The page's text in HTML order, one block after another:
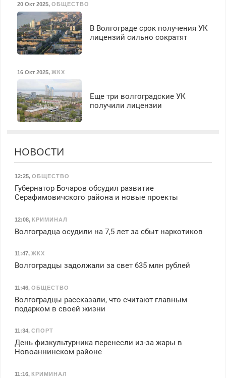
20 Окт 2025, ОБЩЕСТВО
В Волгограде срок получения УК
лицензий сильно сократят
16 Окт 2025, ЖКХ
Еще три волгоградские УК
получили лицензии
НОВОСТИ
12:25, ОБЩЕСТВО
Губернатор Бочаров обсудил развитие
Серафимовичского района и новые проекты
12:08, КРИМИНАЛ
Волгоградца осудили на 7,5 лет за сбыт наркотиков
11:47, ЖКХ
Волгоградцы задолжали за свет 635 млн рублей
11:46, ОБЩЕСТВО
Волгоградцы рассказали, что считают главным
подарком в своей жизни
11:34, СПОРТ
День физкультурника перенесли из-за жары в
Новоаннинском районе
11:16, КРИМИНАЛ